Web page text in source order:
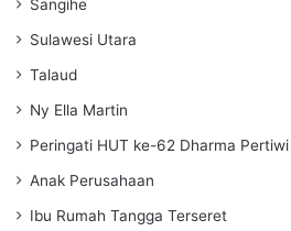
Sangihe
Sulawesi Utara
Talaud
Ny Ella Martin
Peringati HUT ke-62 Dharma Pertiwi
Anak Perusahaan
Ibu Rumah Tangga Terseret